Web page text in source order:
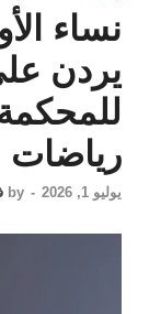
نساء
يردن
رياضات
يوليو 1, 2026 -
by